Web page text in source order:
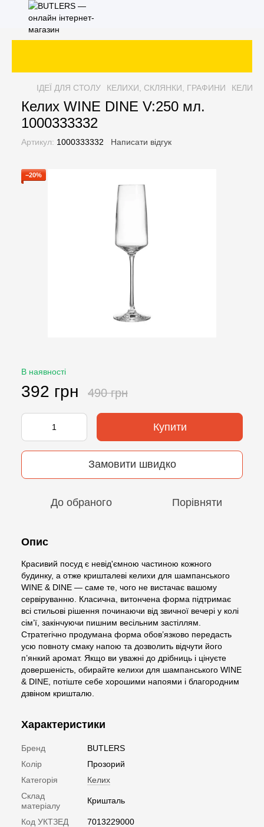
ІДЕЇ ДЛЯ СТОЛУ КЕЛИХИ, СКЛЯНКИ, ГРАФИНИ
Келих WINE DINE V:250 мл.
1000333332
Артикул: 1000333332 Написати відгук
−20%
В наявності
392 грн 490 грн
Купити
Замовити швидко
До обраного Порівняти
Опис
Красивий посуд є невід'ємною частиною кожного
будинку, а отже кришталеві келихи для шампанського
WINE & DINE — саме те, чого не вистачає вашому
сервіруванню. Класична, витончена форма підтримає
всі стильові рішення починаючи від звичної вечері у колі
сім’ї, закінчуючи пишним весільним застіллям.
Стратегічно продумана форма обов’язково передасть
усю повноту смаку напою та дозволить відчути його
п’янкий аромат. Якщо ви уважні до дрібниць і цінуєте
довершеність, обирайте келихи для шампанського WINE
& DINE, потіште себе хорошими напоями і благородним
дзвіном кришталю.
Характеристики
Бренд
BUTLERS
Колір
Прозорий
Категорія
Келих
Склад
матеріалу
Кришталь
Код УКТЗЕД
7013229000